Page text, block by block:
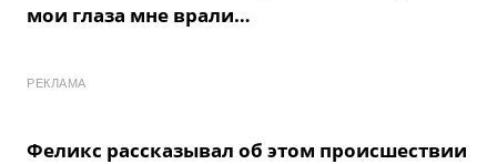
мои глаза мне врали…
РЕКЛАМА
Феликс рассказывал об этом происшествии